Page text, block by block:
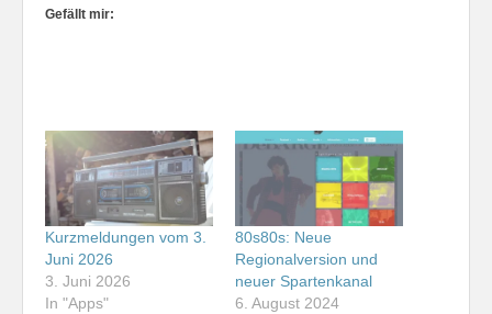
Gefällt mir:
Kurzmeldungen vom 3.
Juni 2026
3. Juni 2026
In "Apps"
80s80s: Neue
Regionalversion und
neuer Spartenkanal
6. August 2024